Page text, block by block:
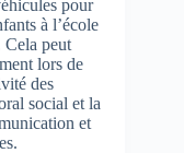
pour
à l’école
Cela peut
lors de
des
social et la
et